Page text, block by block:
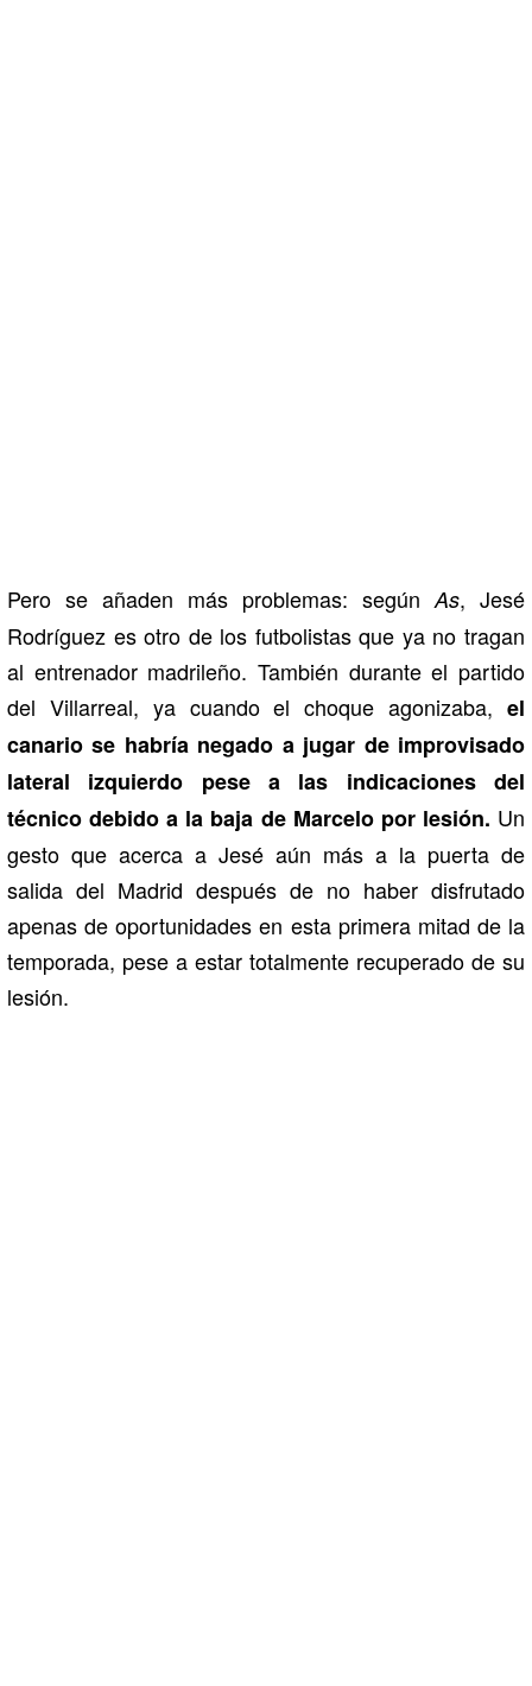
Pero se añaden más problemas: según As, Jesé
Rodríguez es otro de los futbolistas que ya no tragan
al entrenador madrileño. También durante el partido
del Villarreal, ya cuando el choque agonizaba, el
canario se habría negado a jugar de improvisado
lateral izquierdo pese a las indicaciones del
técnico debido a la baja de Marcelo por lesión. Un
gesto que acerca a Jesé aún más a la puerta de
salida del Madrid después de no haber disfrutado
apenas de oportunidades en esta primera mitad de la
temporada, pese a estar totalmente recuperado de su
lesión.